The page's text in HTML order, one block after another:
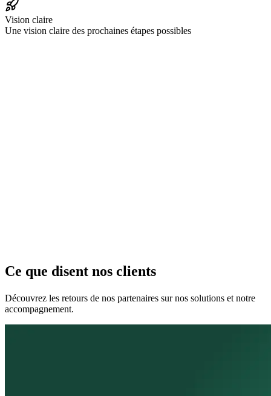
Vision claire
Une vision claire des prochaines étapes possibles
Ce que disent nos clients
Découvrez les retours de nos partenaires sur nos solutions et notre
accompagnement.